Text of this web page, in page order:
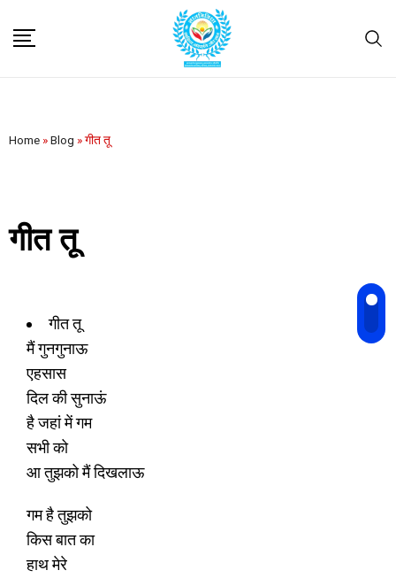
Home »Blog »गीत तू
गीत तू
गीत तू
मैं गुनगुनाऊ
एहसास
दिल की सुनाऊं
है जहां में गम
सभी को
आ तुझको मैं दिखलाऊ
गम है तुझको
किस बात का
हाथ मेरे